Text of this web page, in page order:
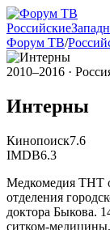
Российские
Форум ТВ/
2010–2016 ·
Интерны
Кинопоиск7.6
IMDB6.3
Медкомедия ТНТ
отделения
доктора Быкова.
ситком-медицины.